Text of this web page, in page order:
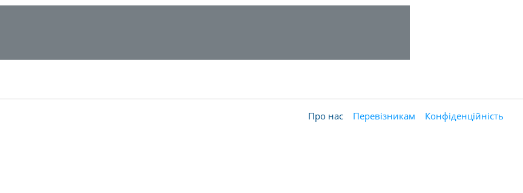
Про нас Перевізникам Конфіденційність